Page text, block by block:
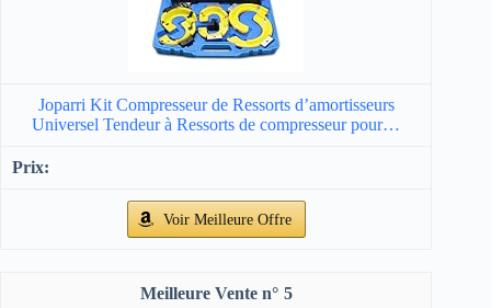
Joparri Kit Compresseur de Ressorts d’amortisseurs
Universel Tendeur à Ressorts de compresseur pour…
Voir Meilleure Offre
5